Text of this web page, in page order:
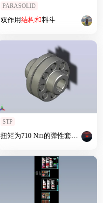
PARASOLID
双作用结构和料斗
STP